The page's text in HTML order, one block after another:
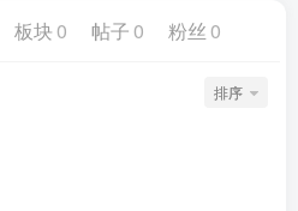
板块 0 帖子 0 粉丝 0
排序